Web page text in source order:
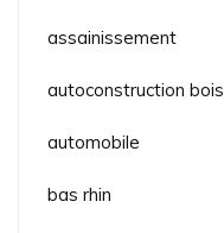
assainissement
autoconstruction bois
automobile
bas rhin